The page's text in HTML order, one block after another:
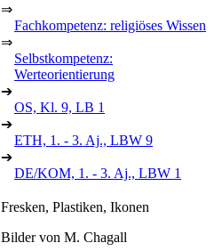
⇒
Fachkompetenz: religiöses Wissen
⇒
Selbstkompetenz:
Werteorientierung
➔
OS, Kl. 9, LB 1
➔
ETH, 1. - 3. Aj., LBW 9
➔
DE/KOM, 1. - 3. Aj., LBW 1
Fresken, Plastiken, Ikonen
Bilder von M. Chagall